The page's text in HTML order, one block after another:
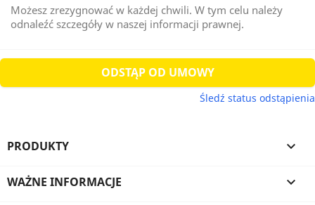
Możesz zrezygnować w każdej chwili. W tym celu należy
odnaleźć szczegóły w naszej informacji prawnej.
ODSTĄP OD UMOWY
Śledź status odstąpienia
PRODUKTY 
WAŻNE INFORMACJE 